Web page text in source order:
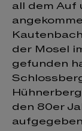
all dem Auf
der Mosel
gefunden
den 80er